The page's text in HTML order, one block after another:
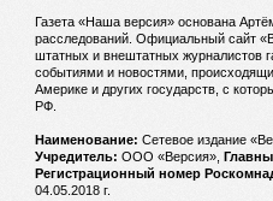
Газета «Наша версия» основана
расследований. Официальный сайт
штатных и внештатных журналистов
событиями и новостями,
Америке и других государств, с
РФ.
Наименование: Cетевое издание
Учредитель: ООО «Версия»,
Регистрационный номер
04.05.2018 г.